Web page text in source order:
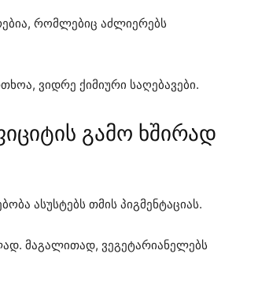
რომლებიც აძლიერებს
ვიდრე ქიმიური საღებავები.
გამო ხშირად
ასუსტებს თმის პიგმენტაციას.
მაგალითად, ვეგეტარიანელებს